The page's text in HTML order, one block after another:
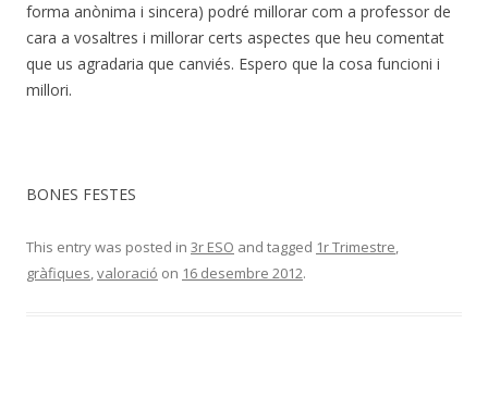
forma anònima i sincera) podré millorar com a professor de
cara a vosaltres i millorar certs aspectes que heu comentat
que us agradaria que canviés. Espero que la cosa funcioni i
millori.
BONES FESTES
This entry was posted in 3r ESO and tagged 1r Trimestre,
gràfiques,valoració on 16 desembre 2012.